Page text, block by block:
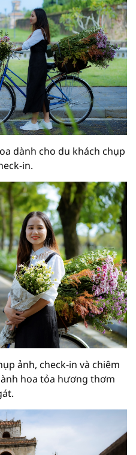
dành cho du khách chụp
in.
ảnh, check-in và chiêm
hoa tỏa hương thơm